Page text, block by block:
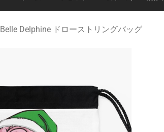
Belle Delphine ドローストリングバッグ